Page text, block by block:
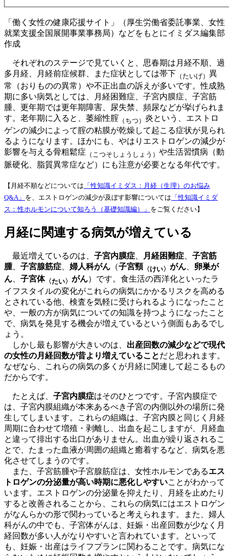
「働く女性の健康応援サイト」（厚生労働省委託事業、女性
就業支援全国展開事業事務局）などをもとにイミダス編集部
作成
それぞれのステージで見ていくと、思春期は月経不順、過
多月経、月経前症候群、また症状としては帯下 （たいげ） 異
常（おりものの異常）や不正出血の訴えが多いです。性成熟
期に多い病気としては、月経困難症、子宮内膜症、子宮筋
腫、更年期では更年期障害、尿失禁、頻尿などが挙げられま
す。老年期に入ると、萎縮性腟 （ちつ） 炎という、エストロ
ゲンの減少によって腟の粘膜が乾燥して起こる症状が見られ
るようになります。ほかにも、やはりエストロゲンの減少が
影響を与える骨粗鬆症 （こつそしょうしょう） や生活習慣病（動
脈硬化、脂質異常症など）にも注意が必要となる年代です。
【月経不順などについては 「性知識イミダス：月経（生理）のお悩み
Q&A」 を、エストロゲンの減少が及ぼす影響については 「性知識イミダ
ス：性ホルモンについて知ろう（基礎知識編）」 をご覧ください】
月経に関連する病気が増えている
最近増えているのは、 子宮内膜症 月経困難症
子宮筋
腫、 子宮腺筋症 婦人科がん （子宮頸 〈けい〉 がん
卵巣が
ん
子宮体〈たい〉 がん）です。食生活の西洋化といったラ
イフスタイルの変化がこれらの病気にかかるリスクを高める
とされている他、検査を気軽に受けられるようになったこと
や、一般の方が病気についての知識を持つようになったこと
で、病気を発見する機会が増えているという側面もあるでし
ょう。
しかし最も影響が大きいのは、 出産回数の減少などで現代
の女性の月経回数が昔より増えていることだと思われます。
なぜなら、これらの病気の多くが月経に関連して起こるもの
だからです。
たとえば、 子宮内膜症はそのひとつです。子宮内膜症で
は、子宮内膜組織が本来あるべき子宮の内側以外の場所に発
生してしまいます。これらの組織は、子宮内膜と同じく月経
周期に合わせて増殖・剥離し、出血を起こしますが、月経血
と違って排出する出口がありません。出血が繰り返されるこ
とで、たまった血液が周囲の組織と癒着するなど、病気を悪
化させてしまうのです。
また、子宮筋腫や子宮腺筋症は、女性ホルモンであるエス
トロゲンの分泌量が高い時期に悪化しやすいことがわかって
います。エストロゲンの分泌量を抑えたり、月経を止めたり
すると改善されることから、これらの病気にはエストロゲン
がなんらかの形で関わっていると考えられます。また、婦人
科がんの中でも、子宮体がんは、妊娠・出産回数が少なく月
経回数が多い人がなりやすいと言われています。といって
も、妊娠・出産はライフプランに関わることです。病気にな